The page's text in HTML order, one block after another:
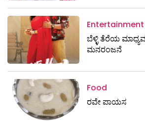
Entertainment
ಬೆಳ್ಳಿ ತೆರೆಯ
ಮನರಂಜನೆ
Food
ರವೇ ಪಾಯಸ